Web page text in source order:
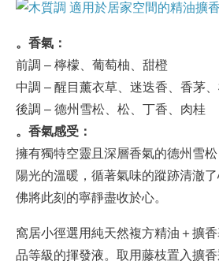
。香氣：
前調 – 檸檬、葡萄柚、甜橙
中調 – 醒目薰衣草、迷迭香、香茅
後調 – 德州雪松、松、丁香、肉桂
。香氣感受：
擁有獨特空靈且深層香氣的德州雪
陽光的溫暖，循著氣味的蹤跡清澈
佛將此刻的寧靜盡收於心。
窩居小徑選用純天然複方精油＋擴
品等級的揮發液。取用藤枝置入擴